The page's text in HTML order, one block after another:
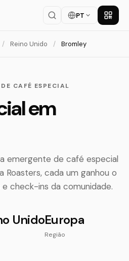
PT Baixar
/ Reino Unido / Bromley
CAFÉ ESPECIAL
em
emergente de café especial
cada um ganhou o
check-ins da comunidade.
UnidoEuropa
Região